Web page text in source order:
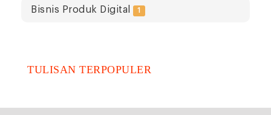
Bisnis Produk Digital 1
TULISAN TERPOPULER